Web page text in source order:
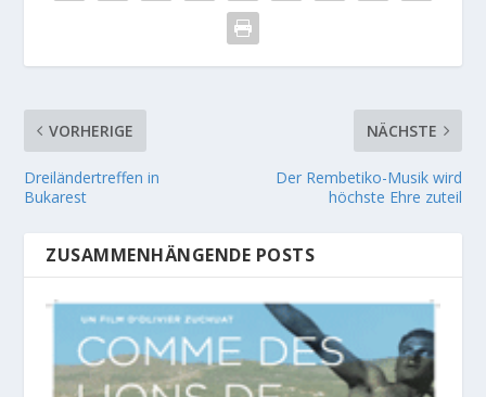
VORHERIGE
Dreiländertreffen in
Bukarest
NÄCHSTE
Der Rembetiko-Musik wird
höchste Ehre zuteil
ZUSAMMENHÄNGENDE POSTS